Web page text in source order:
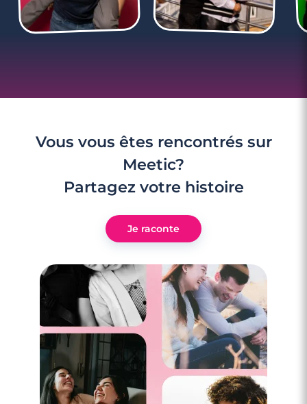
Vous vous êtes rencontrés sur
Meetic?
Partagez votre histoire
Je raconte